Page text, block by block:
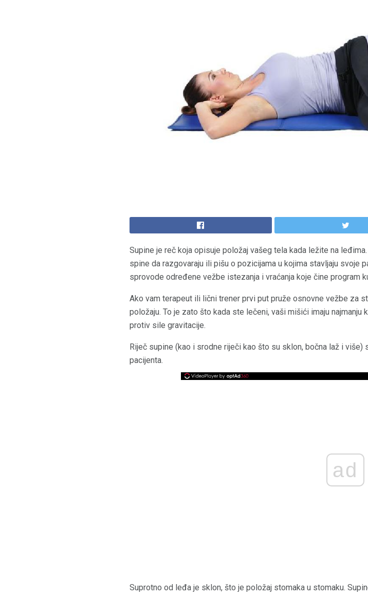
Supine je reč koja opisuje položaj vašeg tela kada ležite na
spine da razgovaraju ili pišu o pozicijama u kojima stavljaju svoje
sprovode određene vežbe istezanja i vraćanja koje čine program
Ako vam terapeut ili lični trener prvi put pruže osnovne vežbe za
položaju. To je zato što kada ste lečeni, vaši mišići imaju
protiv sile gravitacije.
Riječ supine (kao i srodne riječi kao što su sklon, bočna laž i
pacijenta.
ad
Suprotno od leđa je sklon, što je položaj stomaka u stomaku.